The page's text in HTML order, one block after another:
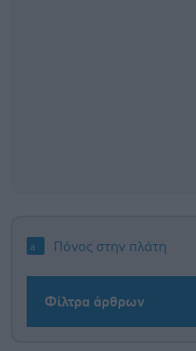
Πόνος στην πλάτη
Φίλτρα άρθρων